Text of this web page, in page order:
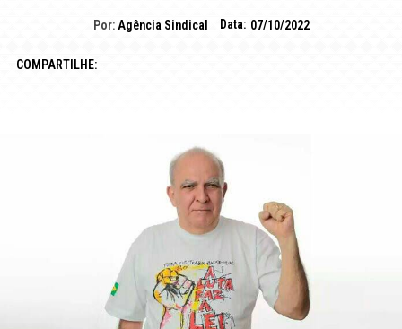
Por: Agência Sindical Data: 07/10/2022
COMPARTILHE: